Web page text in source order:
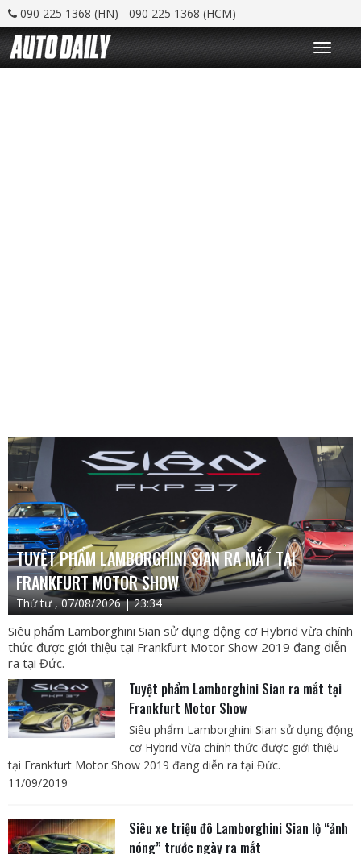
090 225 1368 (HN) - 090 225 1368 (HCM)
T
o
g
TUYỆT PHẨM LAMBORGHINI SIAN RA MẮT TẠI
FRANKFURT MOTOR SHOW
Thứ tư , 07/08/2026 | 23:34
Siêu phẩm Lamborghini Sian sử dụng động cơ Hybrid vừa chính
thức được giới thiệu tại Frankfurt Motor Show 2019 đang diễn
ra tại Đức.
Tuyệt phẩm Lamborghini Sian ra mắt tại
Frankfurt Motor Show
Siêu phẩm Lamborghini Sian sử dụng động
cơ Hybrid vừa chính thức được giới thiệu
tại Frankfurt Motor Show 2019 đang diễn ra tại Đức.
11/09/2019
Siêu xe triệu đô Lamborghini Sian lộ “ảnh
nóng” trước ngày ra mắt